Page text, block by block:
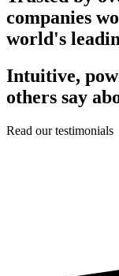
companies
world's
Intuitive,
others say
Read our testimonials